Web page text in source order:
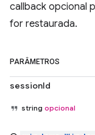
callback opcional
for restaurada.
PARÂMETROS
sessionId
string opcional